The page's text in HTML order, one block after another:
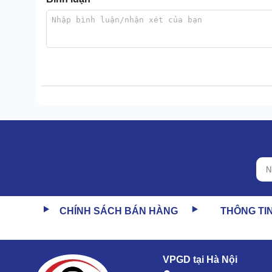
buồng lái. Không tiếp xúc với bàn hút, bàn chà hay
Máy vận hành với công suất lên tới 2,2Kw, lực
nhịp nhàng sẽ giúp làm sạch bề mặt lên tới 99,8%.
CHÍNH SÁCH BÁN HÀNG THÔNG
VPGD tại Hà Nội